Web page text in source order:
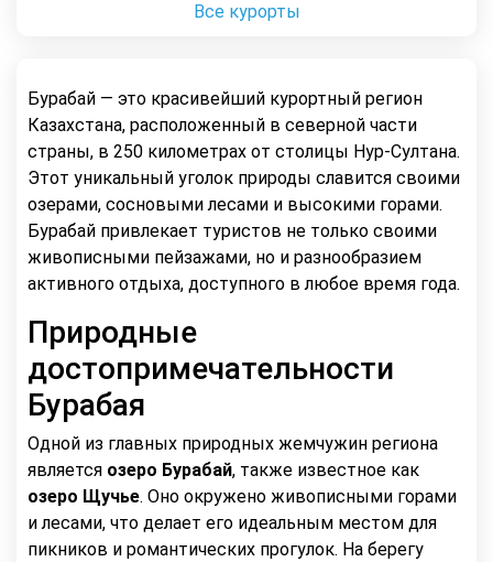
Все курорты
Бурабай — это красивейший курортный регион
Казахстана, расположенный в северной части
страны, в 250 километрах от столицы Нур-Султана.
Этот уникальный уголок природы славится своими
озерами, сосновыми лесами и высокими горами.
Бурабай привлекает туристов не только своими
живописными пейзажами, но и разнообразием
активного отдыха, доступного в любое время года.
Природные
достопримечательности
Бурабая
Одной из главных природных жемчужин региона
является озеро Бурабай, также известное как
озеро Щучье. Оно окружено живописными горами
и лесами, что делает его идеальным местом для
пикников и романтических прогулок. На берегу